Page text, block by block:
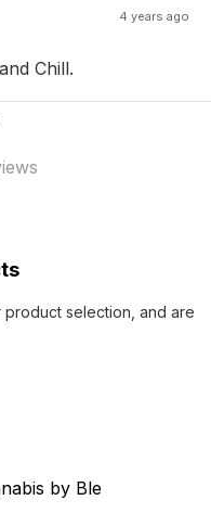
4 years ago
Chill.
selection, and are
by Ble